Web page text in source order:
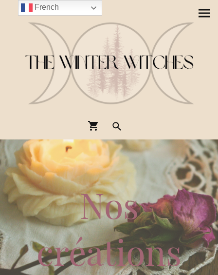
Nos
créations
French